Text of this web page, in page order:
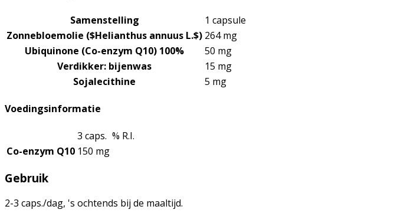
Samenstelling
1 capsule
Zonnebloemolie ($Helianthus annuus L.$) 264 mg
Ubiquinone (Co-enzym Q10) 100%
50 mg
Verdikker: bijenwas
15 mg
Sojalecithine
5 mg
Voedingsinformatie
3 caps. % R.I.
Co-enzym Q10 150 mg
Gebruik
2-3 caps./dag, 's ochtends bij de maaltijd.